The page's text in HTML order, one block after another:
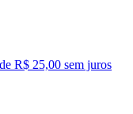
R$ 25,00 sem juros